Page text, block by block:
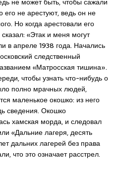
его не арестуют, ведь он не
Но когда арестовали его
«Этак и меня могут
в апреле 1938 года. Начались
следственный
«Матросская тишина».
чтобы узнать что-нибудь о
полно мрачных людей,
маленькое окошко: из него
сведения. Окошко
хамская морда, и следовал
«Дальние лагеря, десять
дальних лагерей без права
что это означает расстрел.